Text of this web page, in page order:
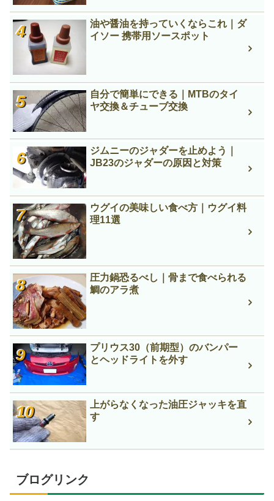
油や醤油を持っていくならこれ｜ダ
イソー 携帯用ソースポット
自分で簡単にできる｜MTBのタイ
ヤ交換＆チューブ交換
ジムニーのジャダーを止めよう｜
JB23のジャダーの原因と対策
ウグイの美味しい食べ方｜ウグイ料
理11選
圧力鍋恐るべし｜骨まで食べられる
鯛のアラ煮
プリウス30（前期型）のバンパー
とヘッドライトを外す
上がらなくなった油圧ジャッキを直
す
ブログリンク